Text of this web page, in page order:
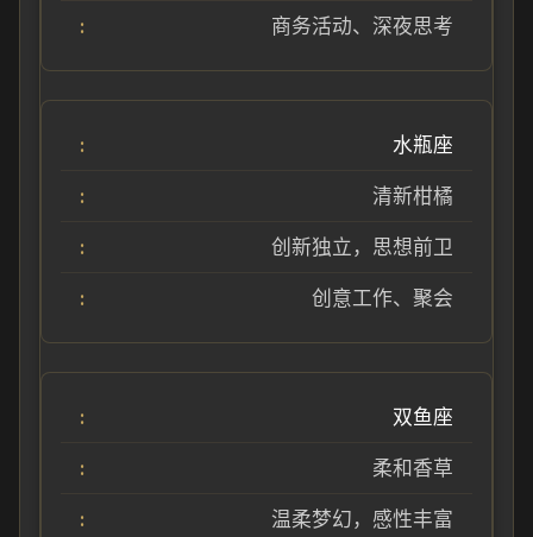
商务活动、深夜思考
水瓶座
清新柑橘
创新独立，思想前卫
创意工作、聚会
双鱼座
柔和香草
温柔梦幻，感性丰富